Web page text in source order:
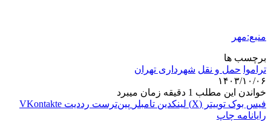
منبع:مهر
برچسب ها
تراموا حمل و نقل شهرداری تهران
۱۴۰۳/۱۰/۰۶
خواندن این مطلب 1 دقیقه زمان میبرد
فیس بوک توییتر (X) لینکدین ‫تامبلر ‫پین‌ترست ‫رددیت ‫VKontakte
رایانامه چاپ